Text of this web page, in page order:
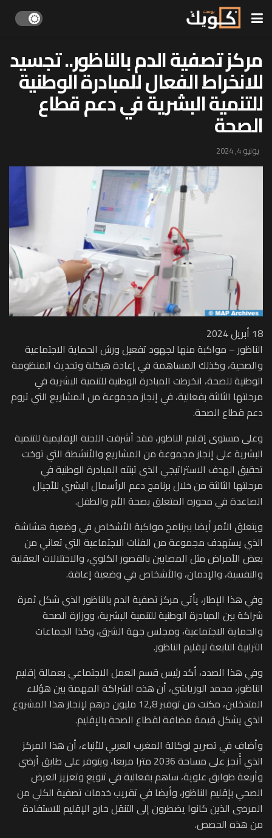
مركز تصفية الدم بالناظور.. تجسيد
للانخراط الفعال للمبادرة الوطنية
للتنمية البشرية في دعم قطاع
الصحة
يونيو 4, 2024
18 أبريل 2024
الناظور – مواكبة منها لجهود تفعيل ورش الحماية الاجتماعية
والصحية، وكذلك المساهمة في إعادة هيكلة وتحديث المنظومة
الوطنية للصحة، انخرطت المبادرة الوطنية للتنمية البشرية في
مرحلتها الثالثة بفعالية، في إنجاز مجموعة من المشاريع التي تروم
دعم قطاع الصحة.
وعلى مستوى إقليم الناظور، فقد أشرفت اللجنة الإقليمية للتنمية
البشرية على إنجاز مجموعة من المشاريع والأنشطة التي توخت
تحقيق الهدف الاستراتيجي الذي تبنته المبادرة الوطنية في
مرحلتها الثالثة من خلال برنامج دعم الرأسمال البشري للأجيال
الصاعدة في محوره المتعلق بصحة الأم والطفل.
ويتعلق الأمر أيضا ببرنامج مواكبة الأشخاص في وضعية هشاشة
الذي يستهدف مجموعة من الفئات الاجتماعية التي تعاني من
بعض الأمراض مثل المصابين بالقصور الكلوي، والاختلالات العقلية
والنفسية، والإدمان، والأشخاص في وضعية إعاقة.
وفي هذا الإطار، يأتي مركز تصفية الدم بالناظور الذي شكل ثمرة
شراكة بين المبادرة الوطنية للتنمية البشرية، ووزارة الصحة
والحماية الاجتماعية، ومجلس جهة الشرق، وكذا الجماعات
الترابية التابعة لإقليم الناظور.
وفي هذا الصدد، أكد رئيس قسم العمل الاجتماعي بعمالة إقليم
الناظور، محمد الورياشي، أن هذه الشراكة المهمة بين هؤلاء
المتدخلين، مكنت من توفير 12,8 مليون درهم لإنجاز هذا المشروع
الذي يشكل قيمة مضافة لقطاع الصحة بالإقليم.
وأضاف في تصريح لوكالة المغرب العربي للأنباء، أن هذا المركز
الذي أُنجز على مساحة 2036 مترا مربعا، ويتوفر على طابق أرضي
وأربعة طوابق علوية، ساهم بفعالية في تنويع وتعزيز العرض
الصحي بإقليم الناظور، وأيضا في تقريب خدمات تصفية الكلي من
المرضى الذين كانوا يضطرون إلى التنقل خارج الإقليم للاستفادة
من هذه الحصص.